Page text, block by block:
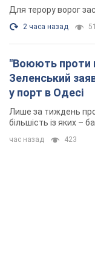
Для терору ворог
2 часа назад
"Воюють проти
Зеленський
у порт в Одесі
Лише за тиждень
більшість із яких –
час назад 423